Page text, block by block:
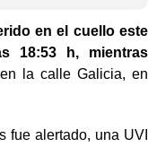
en el cuello este
18:53 h, mientras
en la calle Galicia, en
fue alertado, una UVI